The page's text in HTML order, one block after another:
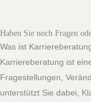
Haben Sie noch Fragen
Was ist
Karriereberatung ist
Fragestellungen,
unterstützt Sie dabei,